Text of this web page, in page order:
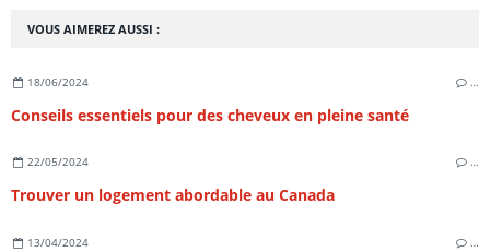
VOUS AIMEREZ AUSSI :
18/06/2024 …
Conseils essentiels pour des cheveux en pleine santé
22/05/2024 …
Trouver un logement abordable au Canada
13/04/2024 …